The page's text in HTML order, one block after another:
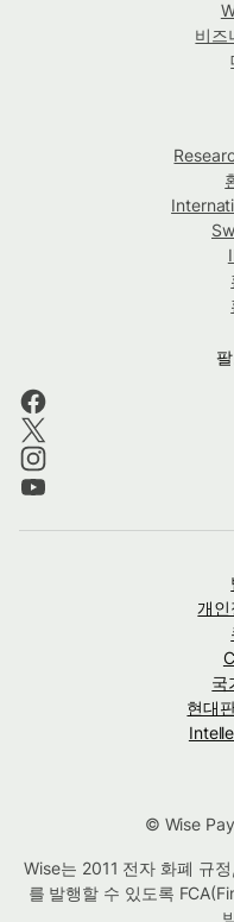
비즈
개
국
현대
© Wise
Wise는 2011 전자 화폐 규
를 발행할 수 있도록